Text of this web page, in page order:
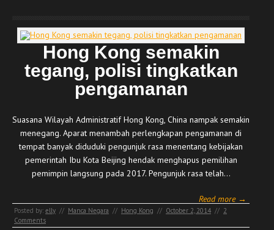
Hong Kong semakin
tegang, polisi tingkatkan
pengamanan
Suasana Wilayah Administratif Hong Kong, China nampak semakin
menegang. Aparat menambah perlengkapan pengamanan di
tempat banyak diduduki pengunjuk rasa menentang kebijakan
pemerintah Ibu Kota Beijing hendak menghapus pemilihan
pemimpin langsung pada 2017. Pengunjuk rasa telah…
Read more →
Posted by: elly // Manca Negara // Hong Kong // October 2, 2014 // 2
Comments